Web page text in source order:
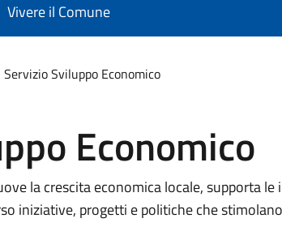
Vivere il Comune
Servizio Sviluppo Economico
Economico
la crescita economica locale, supporta le
iniziative, progetti e politiche che